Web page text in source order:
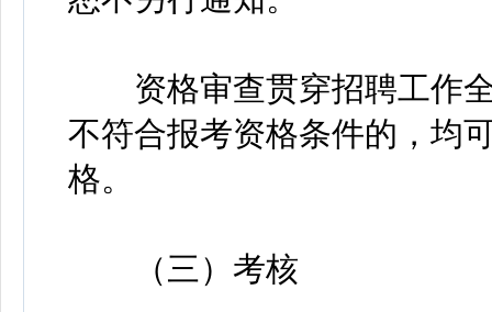
资格审查贯穿招聘工作全
不符合报考资格条件的，均
格。
（三）考核